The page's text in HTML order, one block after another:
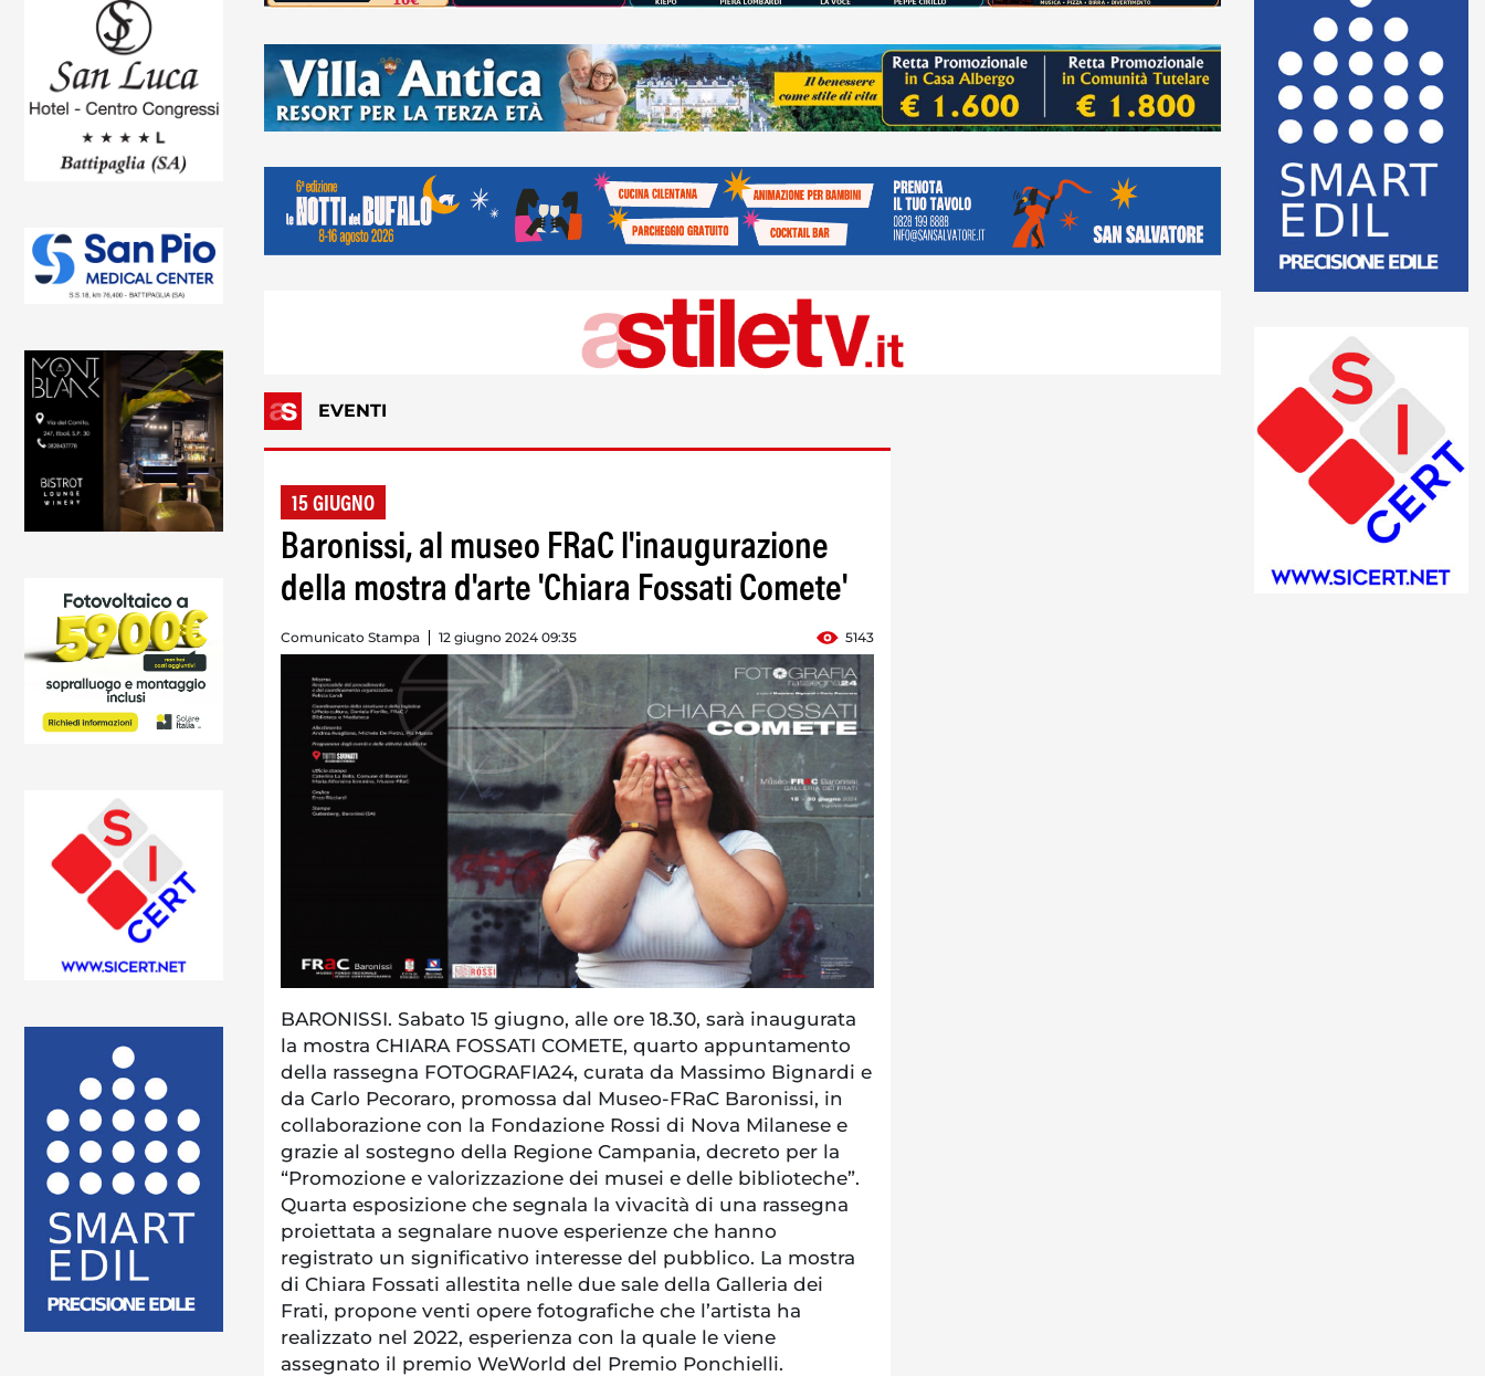
EVENTI
15 GIUGNO
Baronissi, al museo FRaC l'inaugurazione
della mostra d'arte 'Chiara Fossati Comete'
Comunicato Stampa 12 giugno 2024 09:35 5143
BARONISSI. Sabato 15 giugno, alle ore 18.30, sarà inaugurata
la mostra CHIARA FOSSATI COMETE, quarto appuntamento
della rassegna FOTOGRAFIA24, curata da Massimo Bignardi e
da Carlo Pecoraro, promossa dal Museo-FRaC Baronissi, in
collaborazione con la Fondazione Rossi di Nova Milanese e
grazie al sostegno della Regione Campania, decreto per la
“Promozione e valorizzazione dei musei e delle biblioteche”.
Quarta esposizione che segnala la vivacità di una rassegna
proiettata a segnalare nuove esperienze che hanno
registrato un significativo interesse del pubblico. La mostra
di Chiara Fossati allestita nelle due sale della Galleria dei
Frati, propone venti opere fotografiche che l’artista ha
realizzato nel 2022, esperienza con la quale le viene
assegnato il premio WeWorld del Premio Ponchielli.